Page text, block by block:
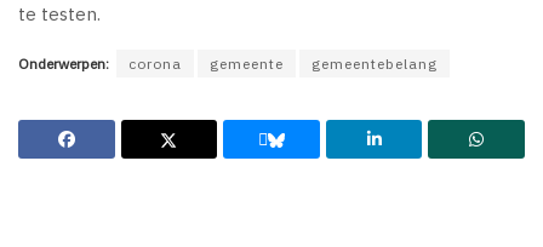
te testen.
Onderwerpen: corona gemeente gemeentebelang